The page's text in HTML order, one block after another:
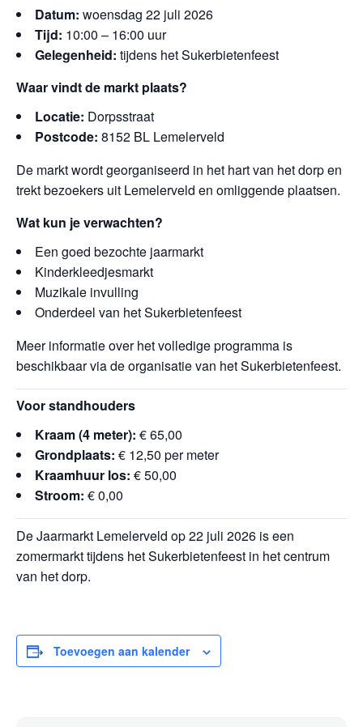
Datum: woensdag 22 juli 2026
Tijd: 10:00 – 16:00 uur
Gelegenheid: tijdens het Sukerbietenfeest
Waar vindt de markt plaats?
Locatie: Dorpsstraat
Postcode: 8152 BL Lemelerveld
De markt wordt georganiseerd in het hart van het dorp en
trekt bezoekers uit Lemelerveld en omliggende plaatsen.
Wat kun je verwachten?
Een goed bezochte jaarmarkt
Kinderkleedjesmarkt
Muzikale invulling
Onderdeel van het Sukerbietenfeest
Meer informatie over het volledige programma is
beschikbaar via de organisatie van het Sukerbietenfeest.
Voor standhouders
Kraam (4 meter): € 65,00
Grondplaats: € 12,50 per meter
Kraamhuur los: € 50,00
Stroom: € 0,00
De Jaarmarkt Lemelerveld op 22 juli 2026 is een
zomermarkt tijdens het Sukerbietenfeest in het centrum
van het dorp.
Toevoegen aan kalender